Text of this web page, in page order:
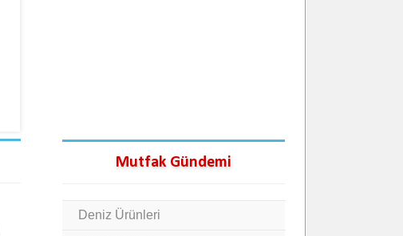
Mutfak Gündemi
Deniz Ürünleri